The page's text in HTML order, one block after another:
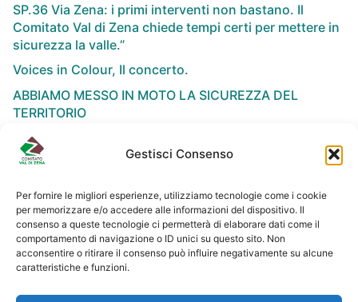
Gestisci Consenso
Per fornire le migliori esperienze, utilizziamo tecnologie come i cookie
per memorizzare e/o accedere alle informazioni del dispositivo. Il
consenso a queste tecnologie ci permetterà di elaborare dati come il
comportamento di navigazione o ID unici su questo sito. Non
acconsentire o ritirare il consenso può influire negativamente su alcune
caratteristiche e funzioni.
SP.36 Via Zena: i primi interventi non bastano. Il
Comitato Val di Zena chiede tempi certi per mettere in
sicurezza la valle.”
Voices in Colour, Il concerto.
ABBIAMO MESSO IN MOTO LA SICUREZZA DEL
TERRITORIO
NEWSLETTER